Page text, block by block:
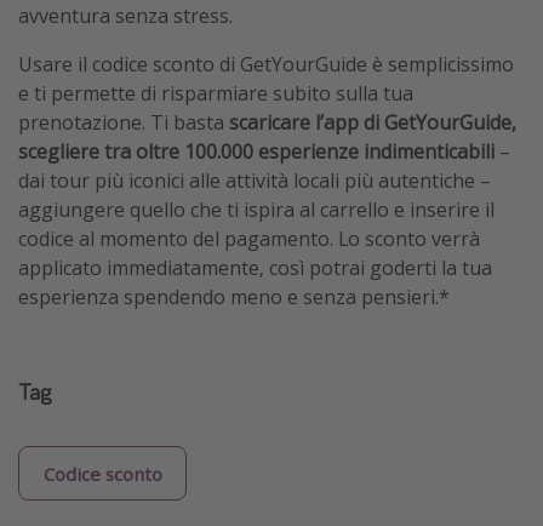
avventura senza stress.
Usare il codice sconto di GetYourGuide è semplicissimo
e ti permette di risparmiare subito sulla tua
prenotazione. Ti basta scaricare l’app di GetYourGuide,
scegliere tra oltre 100.000 esperienze indimenticabili –
dai tour più iconici alle attività locali più autentiche –
aggiungere quello che ti ispira al carrello e inserire il
codice al momento del pagamento. Lo sconto verrà
applicato immediatamente, così potrai goderti la tua
esperienza spendendo meno e senza pensieri.*
Tag
Codice sconto